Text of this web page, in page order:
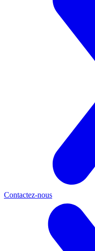
Contactez-nous